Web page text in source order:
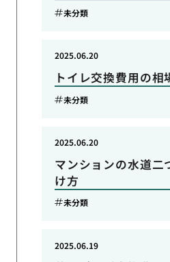
未分類
トイレ交換費用の相
2025.06.20
未分類
マンションの水道二
け方
2025.06.20
未分類
2025.06.19